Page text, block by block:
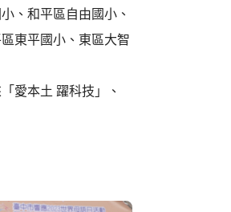
、和平區自由國小、
東平國小、東區大智
愛本土 躍科技」、